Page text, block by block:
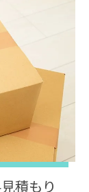
積もり